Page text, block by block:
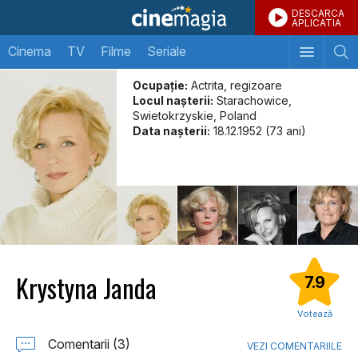
DESCARCA
APLICATIA
Cinema TV Filme Seriale
Ocupație: Actrita, regizoare
Locul naşterii: Starachowice,
Swietokrzyskie, Poland
Data naşterii: 18.12.1952 (73 ani)
Krystyna Janda 7.9
Votează
Comentarii (3) VEZI COMENTARIILE